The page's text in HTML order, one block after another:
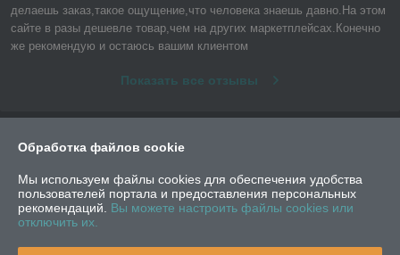
делаешь заказ,такое ощущение,что человека знаешь давно.На этом
сайте в разы дешевле товар,чем на других маркетплейсах.Конечно
же рекомендую и остаюсь вашим клиентом
Показать все отзывы
О нас
Контакты
Доставка и оплата
Обработка файлов cookie
Мы используем файлы cookies для обеспечения удобства
пользователей портала и предоставления персональных
рекомендаций. Вы можете настроить файлы cookies или
отключить их.